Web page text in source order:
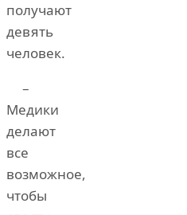
получают
девять
человек.
–
Медики
делают
все
возможное,
чтобы